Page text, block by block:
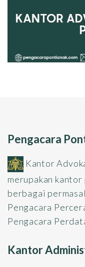
Pengacara
Kantor
merupakan kantor
berbagai
Pengacara
Pengacara
Kantor